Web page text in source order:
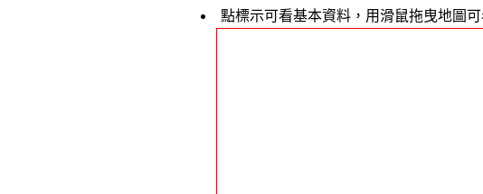
點標示可看基本資料，用滑鼠拖曳地圖